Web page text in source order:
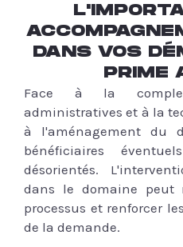
DANS VOS
PRIME
Face à la
administratives et à la
à l'aménagement du
bénéficiaires
désorientés.
dans le domaine peut
processus et renforcer
de la demande.